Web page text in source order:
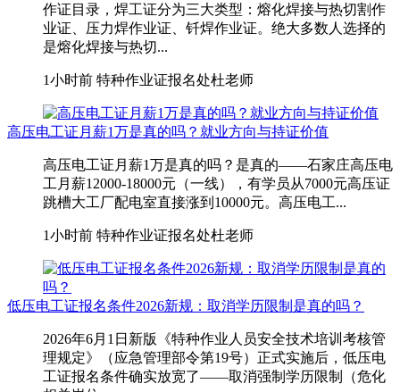
作证目录，焊工证分为三大类型：熔化焊接与热切割作
业证、压力焊作业证、钎焊作业证。绝大多数人选择的
是熔化焊接与热切...
1小时前 特种作业证报名处杜老师
高压电工证月薪1万是真的吗？就业方向与持证价值
高压电工证月薪1万是真的吗？是真的——石家庄高压电
工月薪12000-18000元（一线），有学员从7000元高压证
跳槽大工厂配电室直接涨到10000元。高压电工...
1小时前 特种作业证报名处杜老师
低压电工证报名条件2026新规：取消学历限制是真的吗？
2026年6月1日新版《特种作业人员安全技术培训考核管
理规定》（应急管理部令第19号）正式实施后，低压电
工证报名条件确实放宽了——取消强制学历限制（危化